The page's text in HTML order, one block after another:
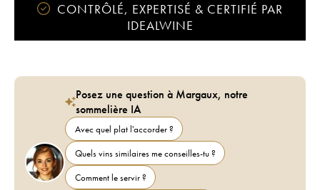
CONTRÔLÉ, EXPERTISÉ & CERTIFIÉ PAR
IDEALWINE
Posez une question à Margaux, notre
sommelière IA
Avec quel plat l'accorder ?
Quels vins similaires me conseilles-tu ?
Comment le servir ?